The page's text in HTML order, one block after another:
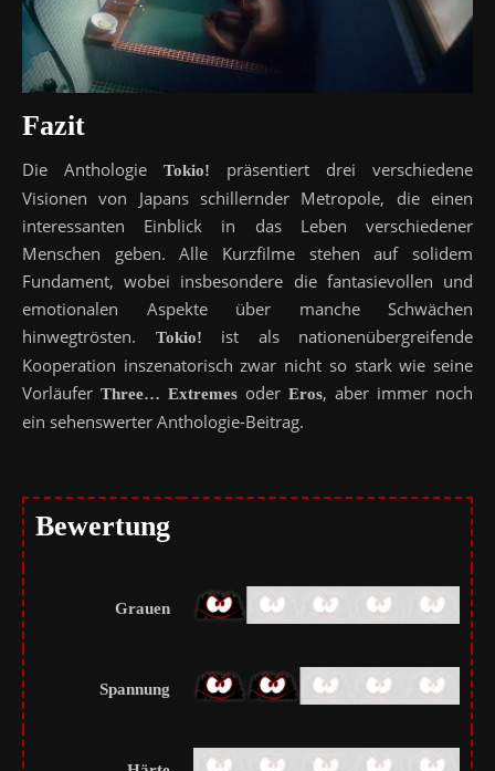
Fazit
Die Anthologie Tokio!
präsentiert drei verschiedene
Visionen von Japans schillernder Metropole, die einen
interessanten Einblick in das Leben verschiedener
Menschen geben. Alle Kurzfilme stehen auf solidem
Fundament, wobei insbesondere die fantasievollen und
emotionalen Aspekte über manche Schwächen
hinwegtrösten.
Tokio!
ist als nationenübergreifende
Kooperation inszenatorisch zwar nicht so stark wie seine
Vorläufer Three… Extremes oder Eros, aber immer noch
ein sehenswerter Anthologie-Beitrag.
Bewertung
Grauen
Spannung